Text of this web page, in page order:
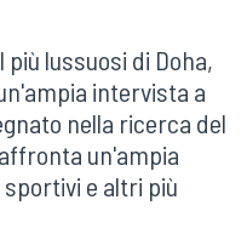
lussuosi di Doha,
intervista a
nella ricerca del
un'ampia
e altri più